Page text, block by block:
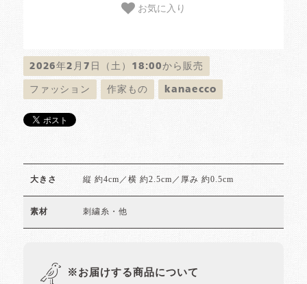
お気に入り
2026年2月7日（土）18:00から販売
ファッション 作家もの kanaecco
大きさ 縦 約4cm／横 約2.5cm／厚み 約0.5cm
素材 刺繍糸・他
※お届けする商品について